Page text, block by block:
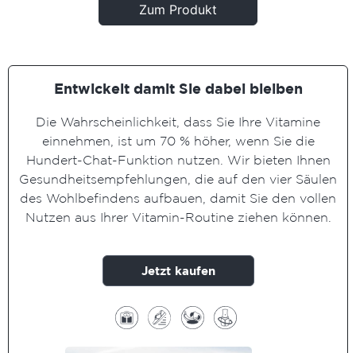
Zum Produkt
Entwickelt damit Sie dabei bleiben
Die Wahrscheinlichkeit, dass Sie Ihre Vitamine
einnehmen, ist um 70 % höher, wenn Sie die
Hundert-Chat-Funktion nutzen. Wir bieten Ihnen
Gesundheitsempfehlungen, die auf den vier Säulen
des Wohlbefindens aufbauen, damit Sie den vollen
Nutzen aus Ihrer Vitamin-Routine ziehen können.
Jetzt kaufen